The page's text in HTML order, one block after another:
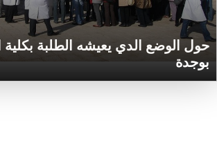
حول الوضع الدي يعيشه الطلبة
بوجدة